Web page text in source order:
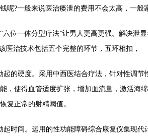
?一般来说医治痿泄的费用不会太高，一般
一体分型疗法”让男人更高更强。解决泄显
医治技术包括五个完整的环节，五环相扣，
的硬度。采用中西医结合疗法，针对性调节
，使得血管适度扩张，增加血流量，激活海
复正常的射精阈值。
时间。运用的性功能障碍综合康复仪集现代